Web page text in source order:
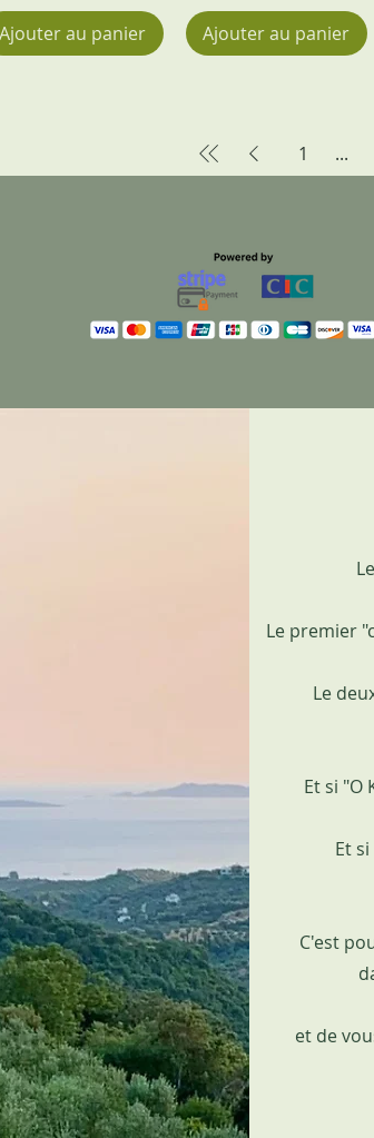
au panier Ajouter au panier
1 ...
Le premier
Le
Et si "O
Et
C'est
et de